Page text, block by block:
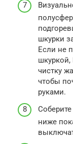
шкурки
Если не
чистку
чтобы
руками.
ниже